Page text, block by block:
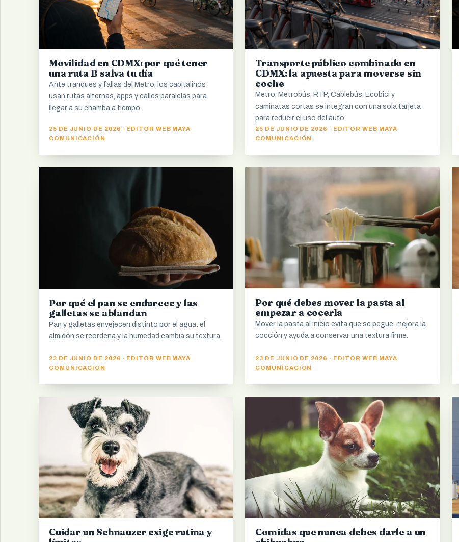
Movilidad en CDMX: por qué tener
una ruta B salva tu día
Ante tranques y fallas del Metro, los capitalinos
usan rutas alternas, apps y calles paralelas para
llegar a su chamba a tiempo.
25 DE JUNIO DE 2026 · EDITOR WEB MAYA
COMUNICACIÓN
Transporte público combinado en
CDMX: la apuesta para moverse sin
coche
Metro, Metrobús, RTP, Cablebús, Ecobici y
caminatas cortas se integran con una sola tarjeta
para reducir el uso del auto.
25 DE JUNIO DE 2026 · EDITOR WEB MAYA
COMUNICACIÓN
Por qué el pan se endurece y las
galletas se ablandan
Pan y galletas envejecen distinto por el agua: el
almidón se reordena y la humedad cambia su textura.
23 DE JUNIO DE 2026 · EDITOR WEB MAYA
COMUNICACIÓN
Por qué debes mover la pasta al
empezar a cocerla
Mover la pasta al inicio evita que se pegue, mejora la
cocción y ayuda a conservar una textura firme.
23 DE JUNIO DE 2026 · EDITOR WEB MAYA
COMUNICACIÓN
Cuidar un Schnauzer exige rutina y
Comidas que nunca debes darle a un